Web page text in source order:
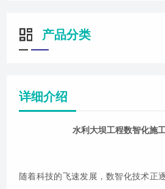
产品分类
详细介绍
水利大坝工程数智化施
随着科技的飞速发展，数智化技术正